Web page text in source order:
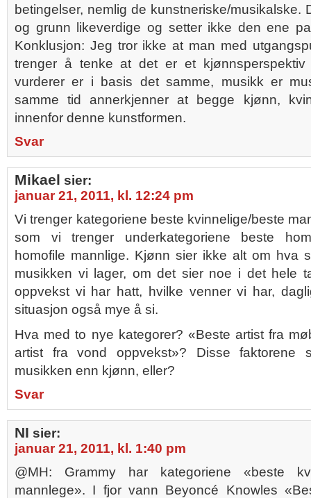
betingelser, nemlig de kunstneriske/musikalske.
og grunn likeverdige og setter ikke den ene
Konklusjon: Jeg tror ikke at man med
trenger å tenke at det er et
vurderer er i basis det samme, musikk er
samme tid annerkjenner at begge kjønn,
innenfor denne kunstformen.
Svar
Mikael sier:
januar 21, 2011, kl. 12:24 pm
Vi trenger kategoriene beste kvinnelige/beste
som vi trenger underkategoriene beste
homofile mannlige. Kjønn sier ikke alt om hva
musikken vi lager, om det sier noe i det hele
oppvekst vi har hatt, hvilke venner vi har,
situasjon også mye å si.
Hva med to nye kategorer? «Beste artist fra
artist fra vond oppvekst»? Disse faktorene
musikken enn kjønn, eller?
Svar
NI sier:
januar 21, 2011, kl. 1:40 pm
@MH: Grammy har kategoriene «beste
mannlege». I fjor vann Beyoncé Knowles